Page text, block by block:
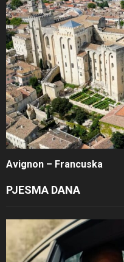
Avignon – Francuska
PJESMA DANA